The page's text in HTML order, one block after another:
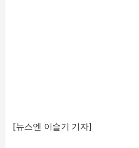
[뉴스엔 이슬기 기자]